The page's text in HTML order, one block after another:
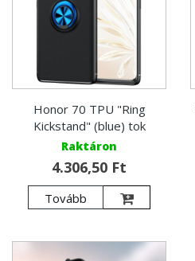
Honor 70 TPU "Ring
Kickstand" (blue) tok
Raktáron
4.306,50 Ft
Tovább